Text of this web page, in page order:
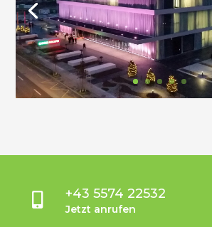
+43 5574 22532
Jetzt anrufen